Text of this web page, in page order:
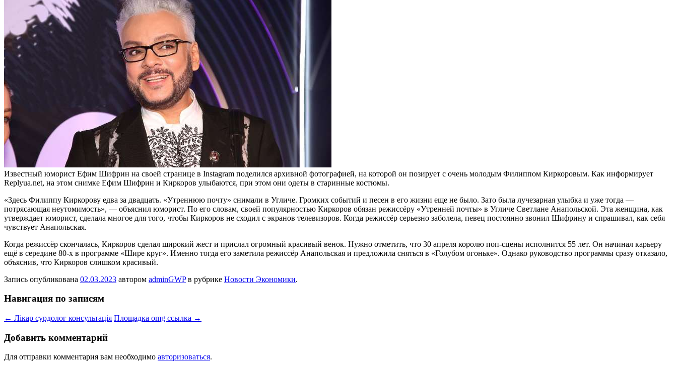
Известный юморист Ефим Шифрин на своей странице в Instagram поделился архивной фотографией, на которой он позирует с очень молодым Филиппом Киркоровым. Как информирует
Replyua.net, на этом снимке Ефим Шифрин и Киркоров улыбаются, при этом они одеты в старинные костюмы.
«Здесь Филиппу Киркорову едва за двадцать. «Утреннюю почту» снимали в Угличе. Громких событий и песен в его жизни еще не было. Зато была лучезарная улыбка и уже тогда —
потрясающая неутомимость», — объяснил юморист. По его словам, своей популярностью Киркоров обязан режиссёру «Утренней почты» в Угличе Светлане Анапольской. Эта женщина, как
утверждает юморист, сделала многое для того, чтобы Киркоров не сходил с экранов телевизоров. Когда режиссёр серьезно заболела, певец постоянно звонил Шифрину и спрашивал, как себя
чувствует Анапольская.
Когда режиссёр скончалась, Киркоров сделал широкий жест и прислал огромный красивый венок. Нужно отметить, что 30 апреля королю поп-сцены исполнится 55 лет. Он начинал карьеру
ещё в середине 80-х в программе «Шире круг». Именно тогда его заметила режиссёр Анапольская и предложила сняться в «Голубом огоньке». Однако руководство программы сразу отказало,
объяснив, что Киркоров слишком красивый.
Запись опубликована 02.03.2023 автором adminGWPв рубрике Новости Экономики.
Навигация по записям
← Лікар сурдолог консультація Площадка omg ссылка →
Добавить комментарий
Для отправки комментария вам необходимо авторизоваться.